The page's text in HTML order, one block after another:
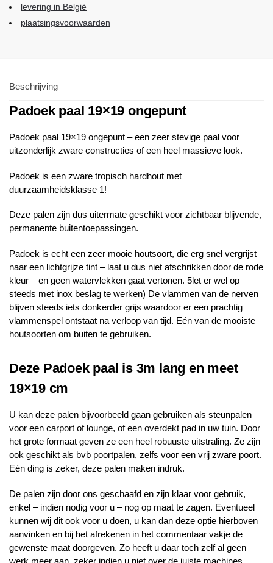
levering in België
plaatsingsvoorwaarden
Beschrijving
Padoek paal 19×19 ongepunt
Padoek paal 19×19 ongepunt – een zeer stevige paal voor
uitzonderlijk zware constructies of een heel massieve look.
Padoek is een zware tropisch hardhout met
duurzaamheidsklasse 1!
Deze palen zijn dus uitermate geschikt voor zichtbaar blijvende,
permanente buitentoepassingen.
Padoek is echt een zeer mooie houtsoort, die erg snel vergrijst
naar een lichtgrijze tint – laat u dus niet afschrikken door de rode
kleur – en geen watervlekken gaat vertonen. 5let er wel op
steeds met inox beslag te werken) De vlammen van de nerven
blijven steeds iets donkerder grijs waardoor er een prachtig
vlammenspel ontstaat na verloop van tijd. Eén van de mooiste
houtsoorten om buiten te gebruiken.
Deze Padoek paal is 3m lang en meet
19×19 cm
U kan deze palen bijvoorbeeld gaan gebruiken als steunpalen
voor een carport of lounge, of een overdekt pad in uw tuin. Door
het grote formaat geven ze een heel robuuste uitstraling. Ze zijn
ook geschikt als bvb poortpalen, zelfs voor een vrij zware poort.
Eén ding is zeker, deze palen maken indruk.
De palen zijn door ons geschaafd en zijn klaar voor gebruik,
enkel – indien nodig voor u – nog op maat te zagen. Eventueel
kunnen wij dit ook voor u doen, u kan dan deze optie hierboven
aanvinken en bij het afrekenen in het commentaar vakje de
gewenste maat doorgeven. Zo heeft u daar toch zelf al geen
werk meer aan, zeker indien u niet over de juiste machines